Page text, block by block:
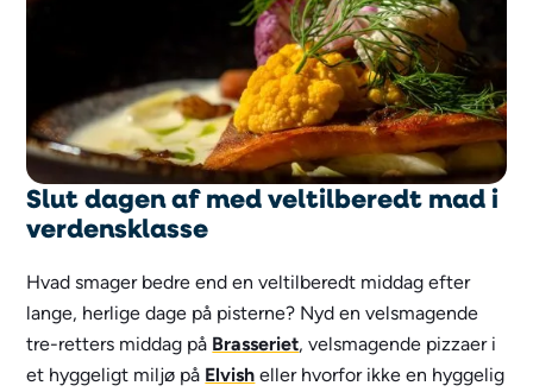
Slut dagen af med veltilberedt mad i
verdensklasse
Hvad smager bedre end en veltilberedt middag efter
lange, herlige dage på pisterne? Nyd en velsmagende
tre-retters middag på Brasseriet, velsmagende pizzaer i
et hyggeligt miljø på Elvish eller hvorfor ikke en hyggelig